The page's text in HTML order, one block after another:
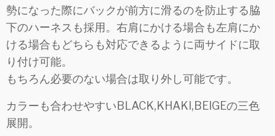
勢になった際にバックが前方に滑るのを防止する脇
下のハーネスも採用。右肩にかける場合も左肩にか
ける場合もどちらも対応できるように両サイドに取
り付け可能。
もちろん必要のない場合は取り外し可能です。
カラーも合わせやすいBLACK,KHAKI,BEIGEの三色
展開。